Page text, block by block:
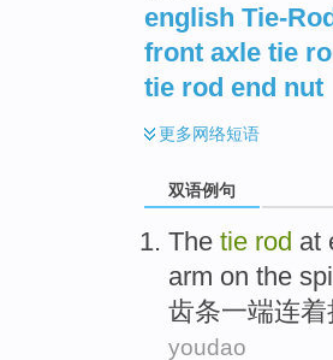
english Tie-
front axle tie
tie rod end nut
更多网络短语
双语例句
The tie rod at
arm on the
齿条一端连着
youdao